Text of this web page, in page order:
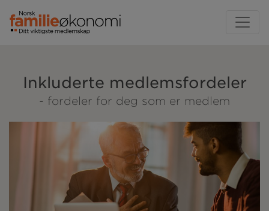
Inkluderte medlemsfordeler
- fordeler for deg som er medlem